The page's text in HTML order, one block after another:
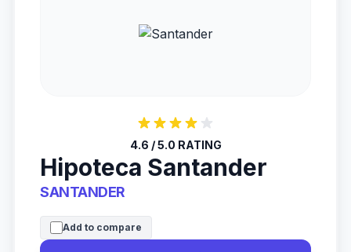
4.6 / 5.0 RATING
Hipoteca Santander
SANTANDER
Add to compare